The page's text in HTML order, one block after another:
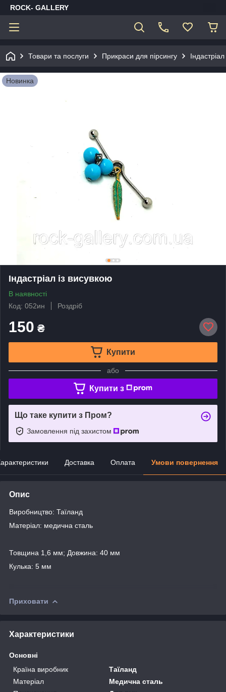
ROCK- GALLERY
Товари та послуги Прикраси для пірсингу Індастріал
Новинка
Індастріал із висувкою
В наявності
Код: 052ин
Роздріб
150 ₴
Купити
або
Купити з
Що таке купити з Пром?
Замовлення під захистом
Доставка Оплата Умови повернення
Опис
Виробництво: Таїланд
Матеріал: медична сталь
Товщина 1,6 мм; Довжина: 40 мм
Кулька: 5 мм
Приховати
Характеристики
Основні
Країна виробник
Таїланд
Матеріал
Медична сталь